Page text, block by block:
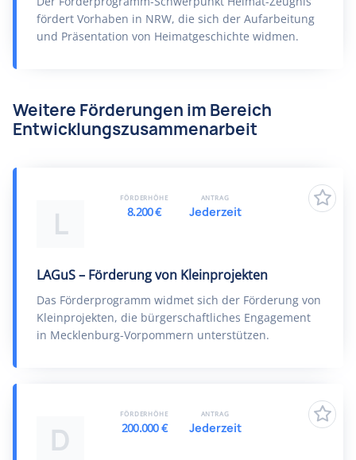
fördert Vorhaben in NRW, die sich der Aufarbeitung
und Präsentation von Heimatgeschichte widmen.
Weitere Förderungen im Bereich
Entwicklungszusammenarbeit
L
LAGuS – Förderung von Kleinprojekten
Das Förderprogramm widmet sich der Förderung von
Kleinprojekten, die bürgerschaftliches Engagement
in Mecklenburg-Vorpommern unterstützen.
FÖRDERHÖHE
8.200 €
ANTRAG
Jederzeit
D
FÖRDERHÖHE
200.000 €
ANTRAG
Jederzeit